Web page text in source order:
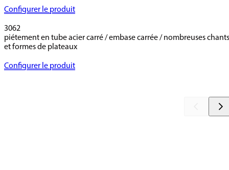
Configurer le produit
3062
piétement en tube acier carré / embase carrée / nombreuses chants
et formes de plateaux
Configurer le produit